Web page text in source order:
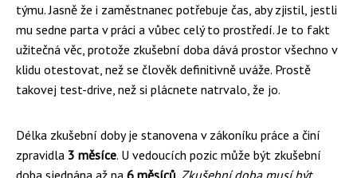
týmu. Jasně že i zaměstnanec potřebuje čas, aby zjistil, jestli
mu sedne parta v práci a vůbec celý to prostředí. Je to fakt
užitečná věc, protože zkušební doba dává prostor všechno v
klidu otestovat, než se člověk definitivně uváže. Prostě
takovej test-drive, než si plácnete natrvalo, že jo.
Délka zkušební doby je stanovena v zákoníku práce a činí
zpravidla 3 měsíce. U vedoucích pozic může být zkušební
doba sjednána až na 6 měsíců Zkušební doba musí být